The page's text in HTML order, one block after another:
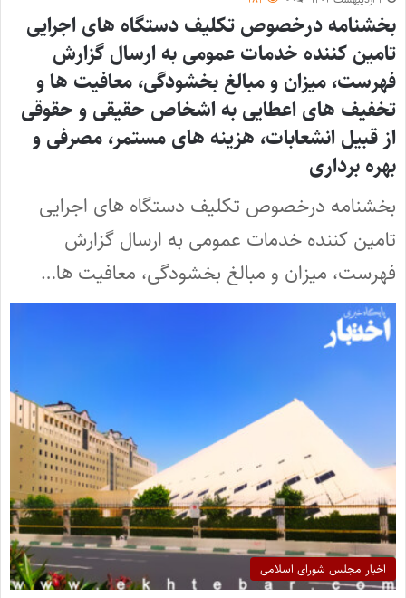
بخشنامه درخصوص تکلیف دستگاه های اجرایی
تامین کننده خدمات عمومی به ارسال گزارش
فهرست، میزان و مبالغ بخشودگی، معافیت ها و
تخفیف های اعطایی به اشخاص حقیقی و حقوقی
از قبیل انشعابات، هزینه های مستمر، مصرفی و
بهره برداری
‎بخشنامه درخصوص تکلیف دستگاه های اجرایی
تامین کننده خدمات عمومی به ارسال گزارش
فهرست، میزان و مبالغ بخشودگی، معافیت ها…
اخبار مجلس شورای اسلامی